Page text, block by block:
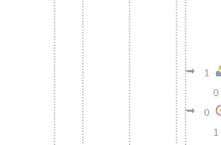
1
0
0
1